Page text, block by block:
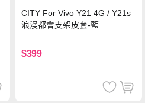
CITY For Vivo Y21 4G / Y21s
浪漫都會支架皮套-藍
$399